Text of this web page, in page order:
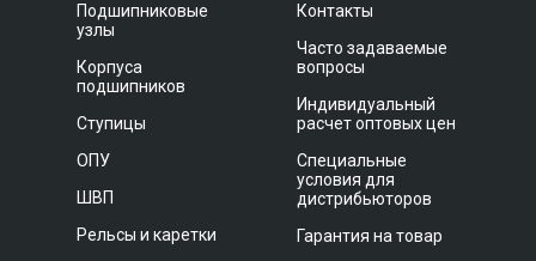
Подшипниковые
узлы
Корпуса
подшипников
Ступицы
ОПУ
ШВП
Рельсы и каретки
Контакты
Часто задаваемые
вопросы
Индивидуальный
расчет оптовых цен
Специальные
условия для
дистрибьюторов
Гарантия на товар